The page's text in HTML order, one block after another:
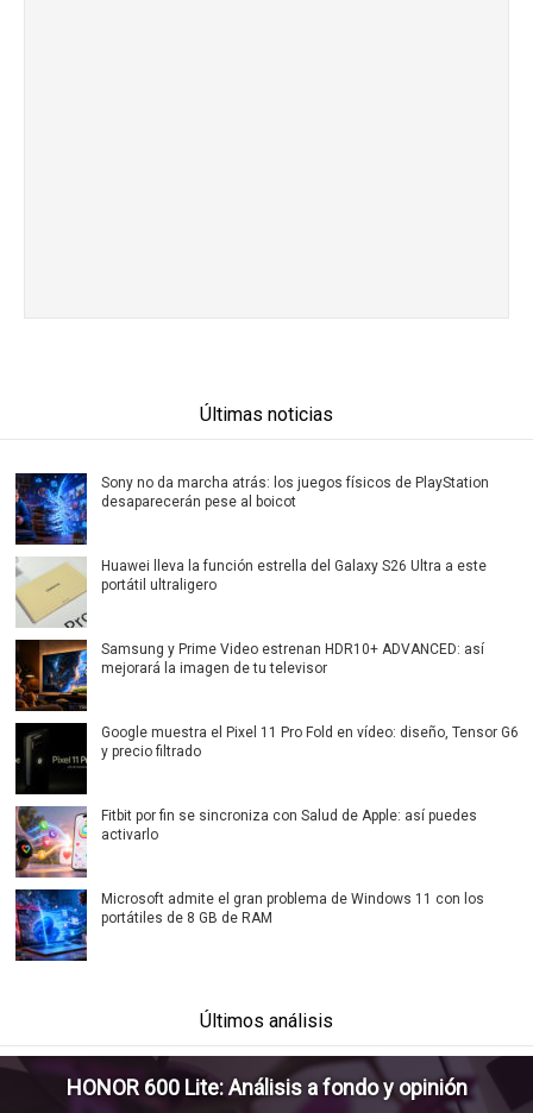
Últimas noticias
Sony no da marcha atrás: los juegos físicos de PlayStation
desaparecerán pese al boicot
Huawei lleva la función estrella del Galaxy S26 Ultra a este
portátil ultraligero
Samsung y Prime Video estrenan HDR10+ ADVANCED: así
mejorará la imagen de tu televisor
Google muestra el Pixel 11 Pro Fold en vídeo: diseño, Tensor G6
y precio filtrado
Fitbit por fin se sincroniza con Salud de Apple: así puedes
activarlo
Microsoft admite el gran problema de Windows 11 con los
portátiles de 8 GB de RAM
Últimos análisis
HONOR 600 Lite: Análisis a fondo y opinión